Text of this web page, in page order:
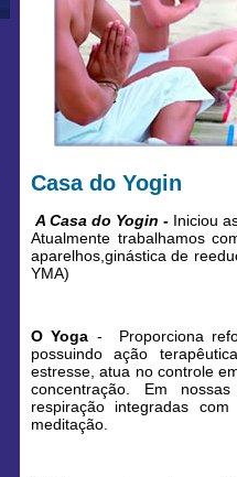
Casa do Yogin
A Casa do Yogin - Iniciou
Atualmente trabalhamos
aparelhos,ginástica de
YMA)
O Yoga - Proporciona
possuindo ação
estresse, atua no controle
concentração. Em
respiração integradas
meditação.